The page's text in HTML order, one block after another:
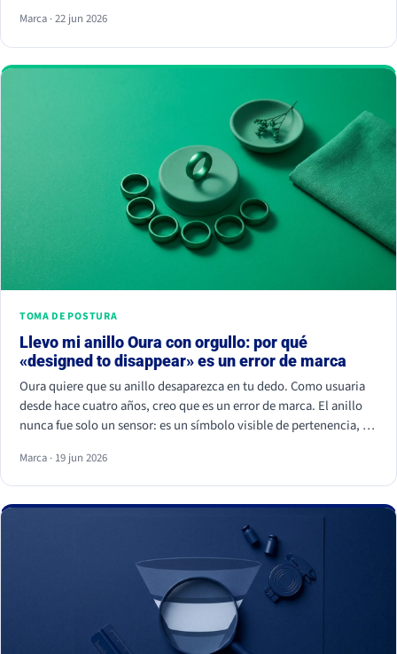
por elegirte: Kantar calcula que las marcas percibidas como
significativamente diferentes consiguen que se pague hasta un
38% más.
Marca · 22 jun 2026
TOMA DE POSTURA
Llevo mi anillo Oura con orgullo: por qué
«designed to disappear» es un error de marca
Oura quiere que su anillo desaparezca en tu dedo. Como usuaria
desde hace cuatro años, creo que es un error de marca. El anillo
nunca fue solo un sensor: es un símbolo visible de pertenencia, un
símbolo, apagas a la comunidad que lo hizo valer.
Marca · 19 jun 2026